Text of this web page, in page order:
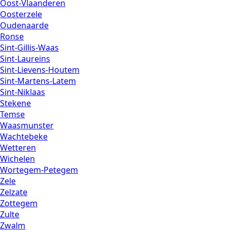
Oost-Vlaanderen
Oosterzele
Oudenaarde
Ronse
Sint-Gillis-Waas
Sint-Laureins
Sint-Lievens-Houtem
Sint-Martens-Latem
Sint-Niklaas
Stekene
Temse
Waasmunster
Wachtebeke
Wetteren
Wichelen
Wortegem-Petegem
Zele
Zelzate
Zottegem
Zulte
Zwalm